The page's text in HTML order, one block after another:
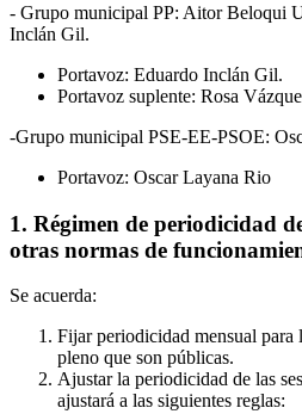
- Grupo municipal PP: Aitor Beloqui
Inclán Gil.
Portavoz: Eduardo Inclán Gil.
Portavoz suplente: Rosa
-Grupo municipal PSE-EE-PSOE:
Portavoz: Oscar Layana Rio
1. Régimen de periodicidad
otras normas de
Se acuerda:
Fijar periodicidad mensual para
pleno que son públicas.
Ajustar la periodicidad de las
ajustará a las siguientes reglas: